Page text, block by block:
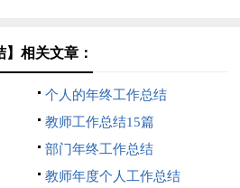
】相关文章：
个人的年终工作总结
教师工作总结15篇
部门年终工作总结
教师年度个人工作总结